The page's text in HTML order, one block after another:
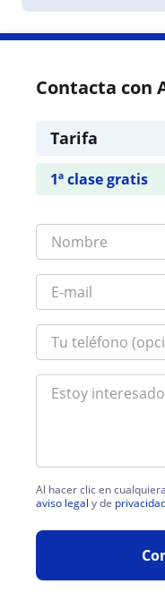
Contacta con
Tarifa
1ª clase gratis
Al hacer clic en
aviso legal y de